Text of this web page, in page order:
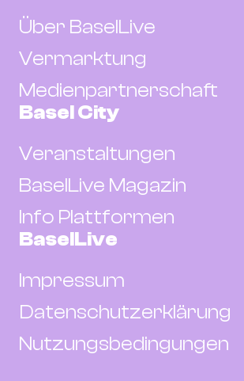
Über BaselLive
Vermarktung
Medienpartnerschaft
Basel City
Veranstaltungen
BaselLive Magazin
Info Plattformen
BaselLive
Impressum
Datenschutzerklärung
Nutzungsbedingungen